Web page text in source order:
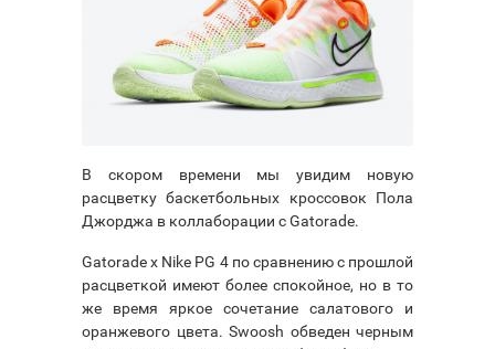
В скором времени мы увидим новую
расцветку баскетбольных кроссовок Пола
Джорджа в коллаборации с Gatorade.
Gatorade x Nike PG 4 по сравнению с прошлой
расцветкой имеют более спокойное, но в то
же время яркое сочетание салатового и
оранжевого цвета. Swoosh обведен черным